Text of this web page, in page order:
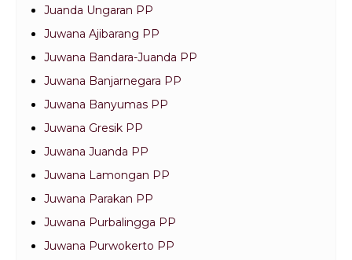
Juanda Ungaran PP
Juwana Ajibarang PP
Juwana Bandara-Juanda PP
Juwana Banjarnegara PP
Juwana Banyumas PP
Juwana Gresik PP
Juwana Juanda PP
Juwana Lamongan PP
Juwana Parakan PP
Juwana Purbalingga PP
Juwana Purwokerto PP